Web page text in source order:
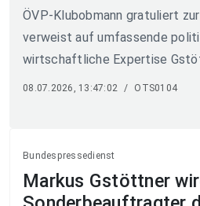
ÖVP-Klubobmann gratuliert
verweist auf umfassende
wirtschaftliche Expertise
08.07.2026, 13:47:02 / OTS0104
Bundespressedienst
Markus Gstöttner